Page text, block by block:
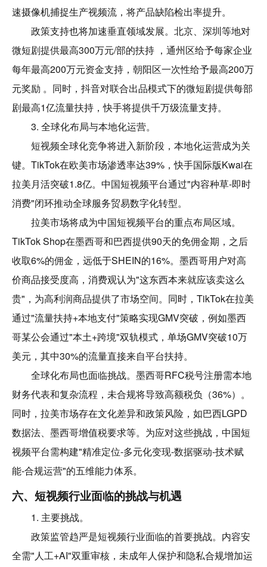
速摄像机捕捉生产视频流，将产品缺陷检出率提升。
政策支持也将加速垂直领域发展。北京、深圳等地对
微短剧提供最高300万元/部的扶持 ，通州区给予每家企业
每年最高200万元资金支持，朝阳区一次性给予最高200万
元奖励 。同时，抖音对联合出品模式下的微短剧提供每部
剧最高1亿流量扶持，快手将提供千万级流量支持。
3. 全球化布局与本地化运营。
短视频全球化竞争将进入新阶段，本地化运营成为关
键。TikTok在欧美市场渗透率达39%，快手国际版Kwai在
拉美月活突破1.8亿。中国短视频平台通过"内容种草-即时
消费"闭环推动全球服务贸易数字化转型。
拉美市场将成为中国短视频平台的重点布局区域。
TikTok Shop在墨西哥和巴西提供90天的免佣金期，之后
收取6%的佣金，远低于SHEIN的16%。墨西哥用户对高
价商品接受度高，消费观认为"这东西本来就应该卖这么
贵"，为高利润商品提供了市场空间。同时，TikTok在拉美
通过"流量扶持+本地支付"策略实现GMV突破，例如墨西
哥某公会通过"本土+跨境"双轨模式，单场GMV突破10万
美元，其中30%的流量直接来自平台扶持。
全球化布局也面临挑战。墨西哥RFC税号注册需本地
财务代表和复杂流程，未合规将导致高额税负（36%）。
同时，拉美市场存在文化差异和政策风险，如巴西LGPD
数据法、墨西哥增值税要求等。为应对这些挑战，中国短
视频平台需构建"精准定位-多元化变现-数据驱动-技术赋
能-合规运营"的五维能力体系。
六、短视频行业面临的挑战与机遇
1. 主要挑战。
政策监管趋严是短视频行业面临的首要挑战。内容安
全需"人工+AI"双重审核，未成年人保护和隐私合规增加运